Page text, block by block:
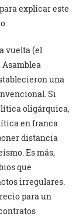
explicar este
vuelta (el
una
Si
oligárquica,
en franca
distancia
Es más,
que
irregulares.
para un